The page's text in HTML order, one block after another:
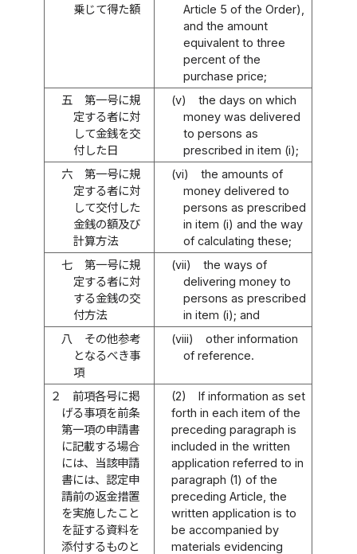
乗じて得た額
Article 5 of the Order),
and the amount
equivalent to three
percent of the
purchase price;
五
第一号に規
定する者に対
して金銭を交
付した日
(v)
the days on which
money was delivered
to persons as
prescribed in item (i);
六
第一号に規
定する者に対
して交付した
金銭の額及び
計算方法
(vi)
the amounts of
money delivered to
persons as prescribed
in item (i) and the way
of calculating these;
七
第一号に規
定する者に対
する金銭の交
付方法
(vii)
the ways of
delivering money to
persons as prescribed
in item (i); and
八
その他参考
となるべき事
項
(viii)
other information
of reference.
２
前項各号に掲
げる事項を前条
第一項の申請書
に記載する場合
には、当該申請
書には、認定申
請前の返金措置
を実施したこと
を証する資料を
添付するものと
(2)
If information as set
forth in each item of the
preceding paragraph is
included in the written
application referred to in
paragraph (1) of the
preceding Article, the
written application is to
be accompanied by
materials evidencing